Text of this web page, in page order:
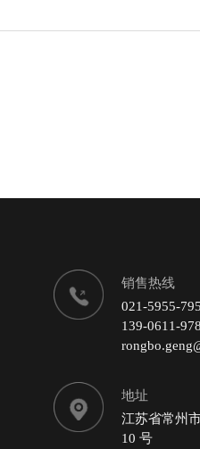
销售热线
021-5955-
139-0611-
地址
江苏省常州
10 号